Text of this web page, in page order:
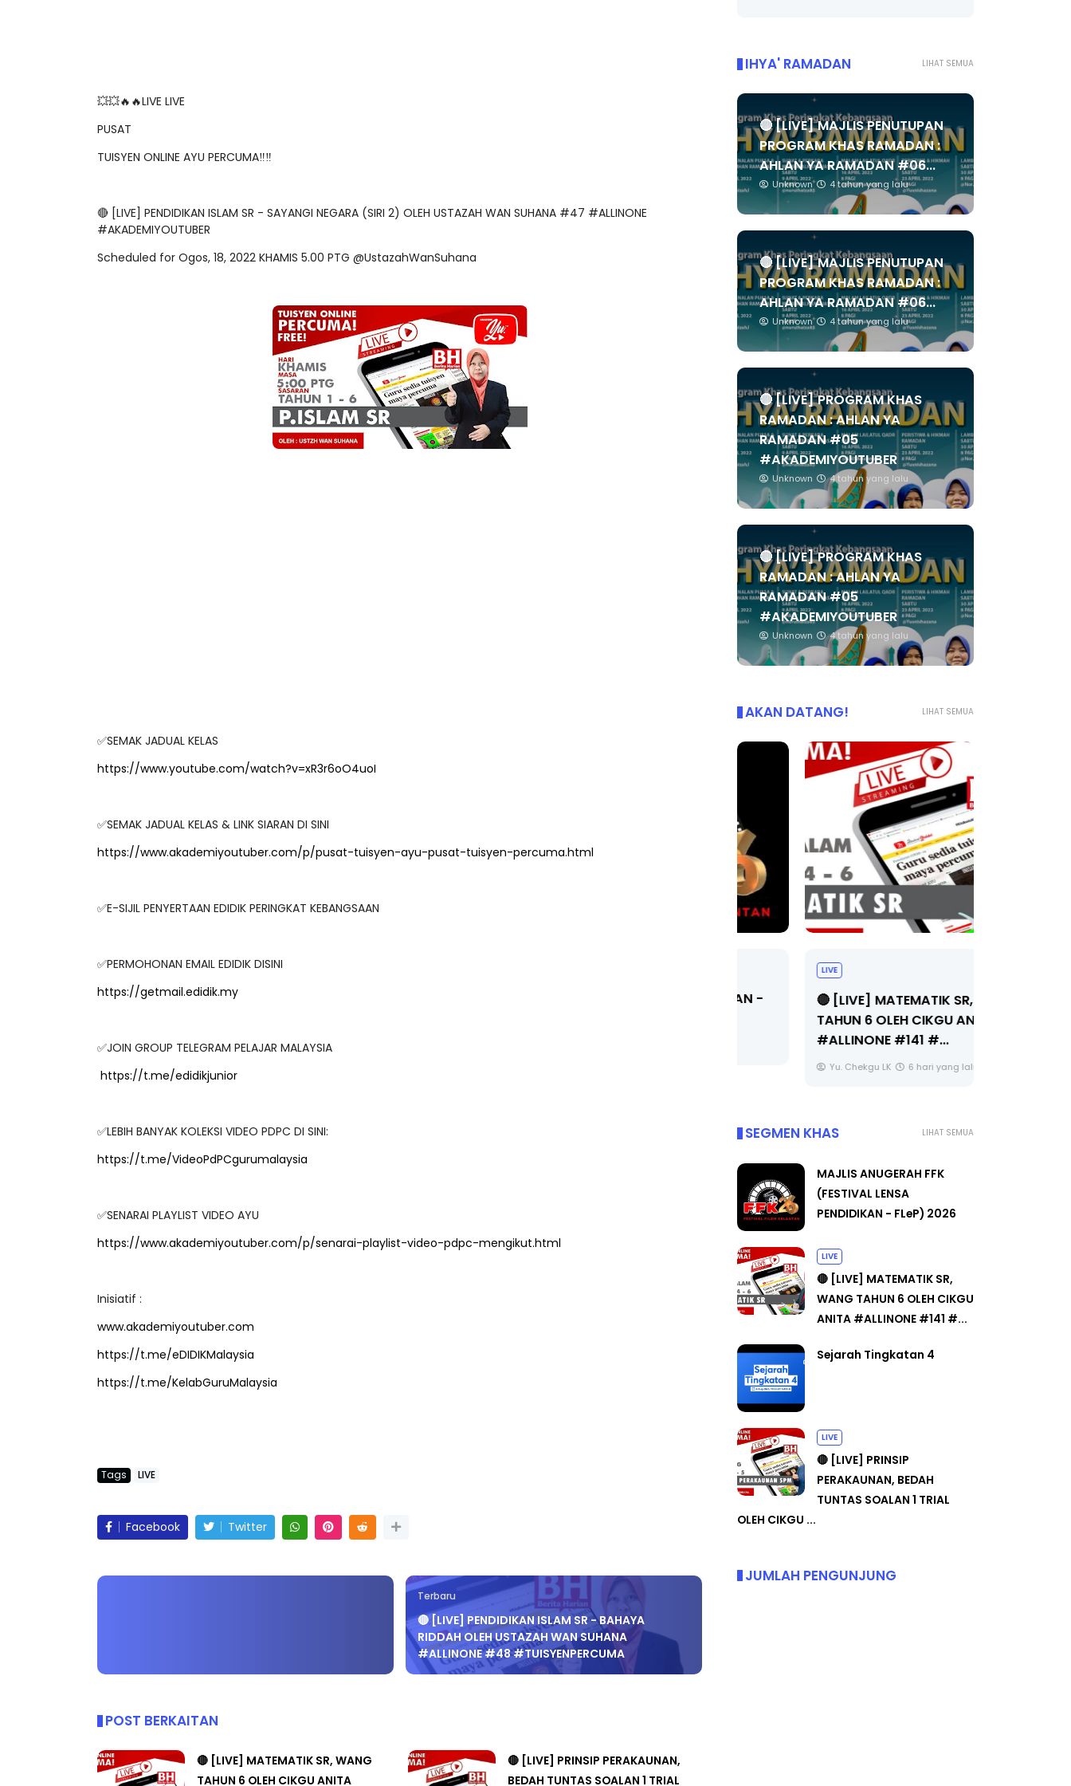
💥💥🔥🔥LIVE LIVE
PUSAT
TUISYEN ONLINE AYU PERCUMA‼️‼️
🔴 [LIVE] PENDIDIKAN ISLAM SR - SAYANGI NEGARA (SIRI 2) OLEH USTAZAH WAN SUHANA #47 #ALLINONE
#AKADEMIYOUTUBER
Scheduled for Ogos, 18, 2022 KHAMIS 5.00 PTG @UstazahWanSuhana
✅SEMAK JADUAL KELAS
https://www.youtube.com/watch?v=xR3r6oO4uoI
✅SEMAK JADUAL KELAS & LINK SIARAN DI SINI
https://www.akademiyoutuber.com/p/pusat-tuisyen-ayu-pusat-tuisyen-percuma.html
✅E-SIJIL PENYERTAAN EDIDIK PERINGKAT KEBANGSAAN
✅PERMOHONAN EMAIL EDIDIK DISINI
https://getmail.edidik.my
✅JOIN GROUP TELEGRAM PELAJAR MALAYSIA
https://t.me/edidikjunior
✅LEBIH BANYAK KOLEKSI VIDEO PDPC DI SINI:
https://t.me/VideoPdPCgurumalaysia
✅SENARAI PLAYLIST VIDEO AYU
https://www.akademiyoutuber.com/p/senarai-playlist-video-pdpc-mengikut.html
Inisiatif :
www.akademiyoutuber.com
https://t.me/eDIDIKMalaysia
https://t.me/KelabGuruMalaysia
Tags LIVE
Facebook Twitter
Terbaru
🔴 [LIVE] PENDIDIKAN ISLAM SR - BAHAYA
RIDDAH OLEH USTAZAH WAN SUHANA
#ALLINONE #48 #TUISYENPERCUMA
POST BERKAITAN
🔴 [LIVE] MATEMATIK SR, WANG
TAHUN 6 OLEH CIKGU ANITA
🔴 [LIVE] PRINSIP PERAKAUNAN,
BEDAH TUNTAS SOALAN 1 TRIAL
LIHAT SEMUA
IHYA' RAMADAN
🔴 [LIVE] MAJLIS PENUTUPAN
PROGRAM KHAS RAMADAN :
AHLAN YA RAMADAN #06...
Unknown 4 tahun yang lalu
🔴 [LIVE] MAJLIS PENUTUPAN
PROGRAM KHAS RAMADAN :
AHLAN YA RAMADAN #06...
Unknown 4 tahun yang lalu
🔴 [LIVE] PROGRAM KHAS
RAMADAN : AHLAN YA
RAMADAN #05
#AKADEMIYOUTUBER
Unknown 4 tahun yang lalu
🔴 [LIVE] PROGRAM KHAS
RAMADAN : AHLAN YA
RAMADAN #05
#AKADEMIYOUTUBER
Unknown 4 tahun yang lalu
LIHAT SEMUA
AKAN DATANG!
[LIVE] PRINSIP PERAKAUNAN,
7 hari yang lalu
Unknown 9 hari yang lalu
🔴 [LIVE] MATEMATIK SR, WANG
TAHUN 6 OLEH CIKGU ANITA
#ALLINONE #141 #...
Yu. Chekgu LK 6 hari yang lalu
LIHAT SEMUA
SEGMEN KHAS
MAJLIS ANUGERAH FFK
(FESTIVAL LENSA
PENDIDIKAN - FLeP) 2026
LIVE
🔴 [LIVE] MATEMATIK SR,
WANG TAHUN 6 OLEH CIKGU
ANITA #ALLINONE #141 #...
Sejarah Tingkatan 4
LIVE
🔴 [LIVE] PRINSIP
PERAKAUNAN, BEDAH
TUNTAS SOALAN 1 TRIAL
OLEH CIKGU ...
JUMLAH PENGUNJUNG